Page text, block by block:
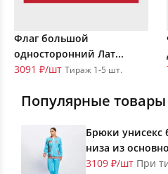
Флаг большой
односторонний Лат...
3091 ₽/шт Тираж 1-5 шт.
Популярные товары
Брюки унисекс
низа из
3109 ₽/шт При